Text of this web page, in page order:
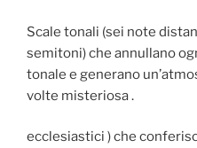
Scale tonali (sei note
semitoni) che annullano
tonale e generano
volte misteriosa .
ecclesiastici ) che